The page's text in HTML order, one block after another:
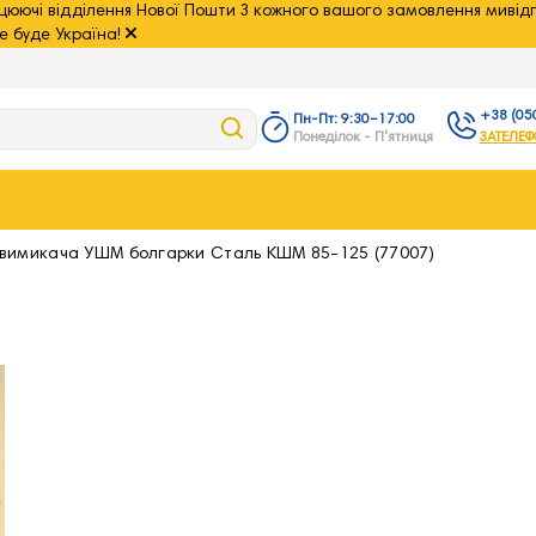
відділення Нової Пошти З кожного вашого замовлення
буде Україна!
Пн-Пт: 9:30–17:00
Понеділок - П'ятниця
+38
+38
+38
вимикача УШМ болгарки Сталь КШМ 85-125 (77007)